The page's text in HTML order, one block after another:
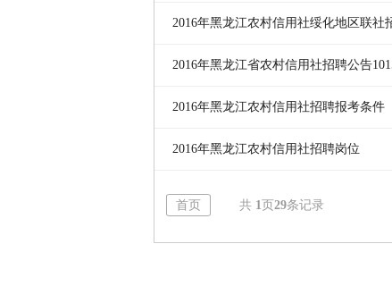
2016年黑龙江农村信用社绥化地区联社
2016年黑龙江省农村信用社招聘公告
2016年黑龙江农村信用社招聘报考条件
2016年黑龙江农村信用社招聘岗位
首页 共 1 页 29条记录